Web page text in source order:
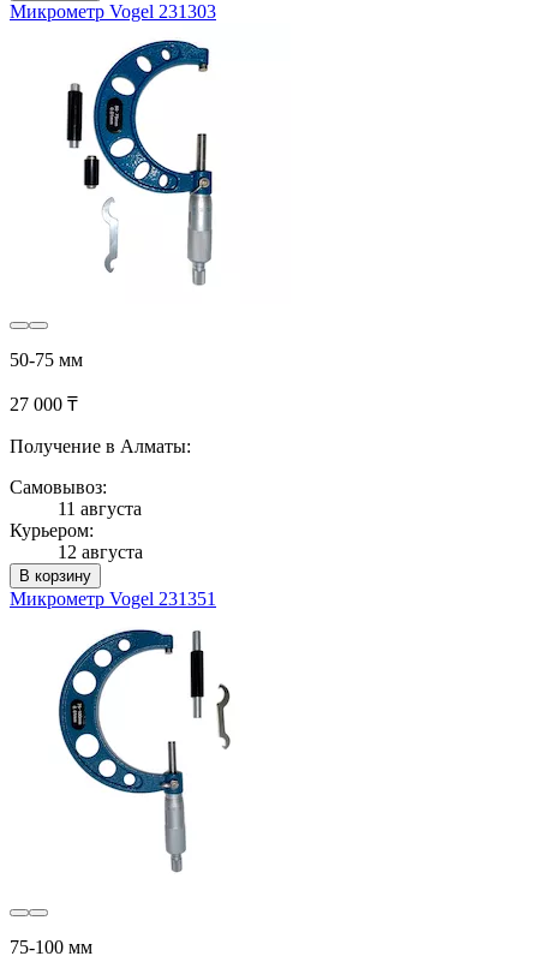
Микрометр Vogel 231303
50-75 мм
27 000 ₸
Получение в Алматы:
Самовывоз:
11 августа
Курьером:
12 августа
В корзину
Микрометр Vogel 231351
75-100 мм